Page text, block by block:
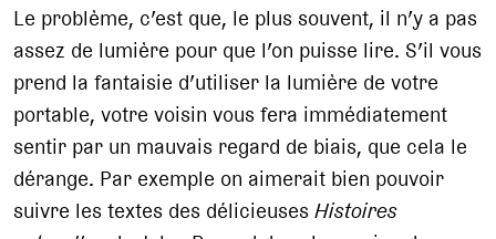
Le problème, c’est que, le plus souvent, il n’y a pas
assez de lumière pour que l’on puisse lire. S’il vous
prend la fantaisie d’utiliser la lumière de votre
portable, votre voisin vous fera immédiatement
sentir par un mauvais regard de biais, que cela le
dérange. Par exemple on aimerait bien pouvoir
suivre les textes des délicieusesHistoires